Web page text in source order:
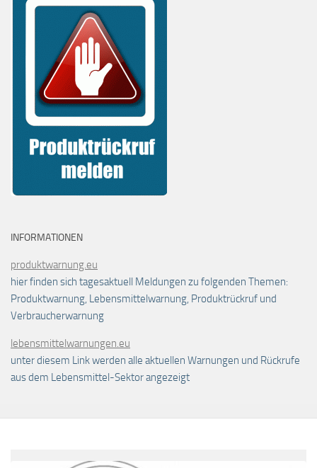
INFORMATIONEN
produktwarnung.eu
hier finden sich tagesaktuell Meldungen zu folgenden Themen:
Produktwarnung, Lebensmittelwarnung, Produktrückruf und
Verbraucherwarnung
lebensmittelwarnungen.eu
unter diesem Link werden alle aktuellen Warnungen und Rückrufe
aus dem Lebensmittel-Sektor angezeigt